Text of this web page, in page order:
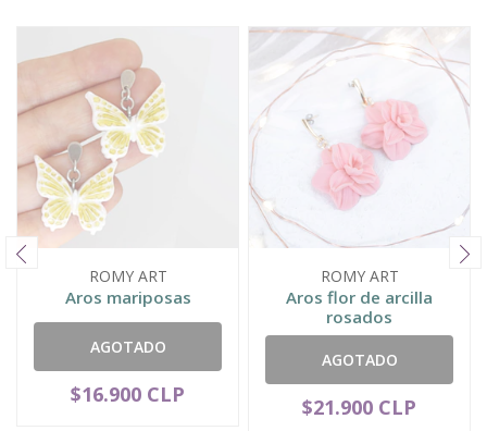
ROMY ART
Aros mariposas
AGOTADO
$16.900 CLP
ROMY ART
Aros flor de arcilla
rosados
AGOTADO
$21.900 CLP